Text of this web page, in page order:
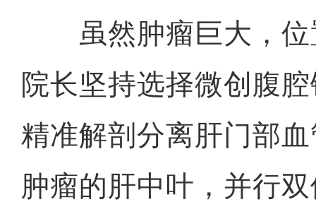
虽然肿瘤巨大，位
院长坚持选择微创腹
精准解剖分离肝门部
肿瘤的肝中叶，并行